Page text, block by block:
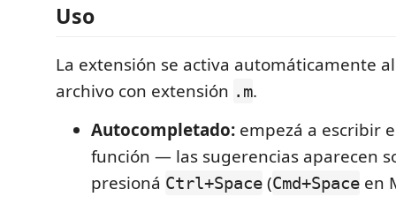
Uso
La extensión se activa automáticamente
archivo con extensión .m.
Autocompletado: empezá a escribir
función — las sugerencias aparecen
presioná Ctrl+Space (Cmd+Space en